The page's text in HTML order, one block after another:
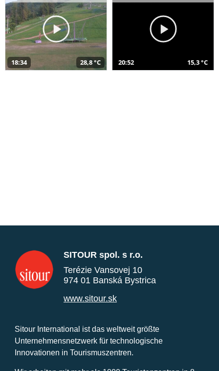
18:34 28,8 °C 20:52 15,3 °C
SITOUR spol. s r.o.
Terézie Vansovej 10
974 01 Banská Bystrica
www.sitour.sk
Sitour International ist das weltweit größte
Unternehmensnetzwerk für technologische
Innovationen in Tourismuszentren.